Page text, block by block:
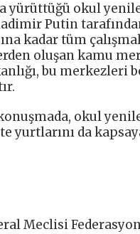
yürüttüğü okul
Putin
kadar tüm
oluşan kamu
bu merkezleri
okul
yurtlarını da
Meclisi